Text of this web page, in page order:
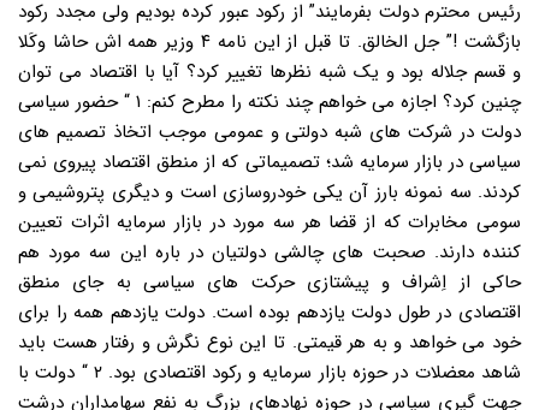
رئیس محترم دولت بفرمایند” از رکود عبور کرده بودیم ولی مجدد رکود
بازگشت !” جل الخالق. تا قبل از این نامه ۴ وزیر همه اش حاشا وکَلا
و قسم جلاله بود و یک شبه نظرها تغییر کرد؟ آیا با اقتصاد می توان
چنین کرد؟ اجازه می خواهم چند نکته را مطرح کنم: ۱ “ حضور سیاسی
دولت در شرکت های شبه دولتی و عمومی موجب اتخاذ تصمیم های
سیاسی در بازار سرمایه شد؛ تصمیماتی که از منطق اقتصاد پیروی نمی
کردند. سه نمونه بارز آن یکی خودروسازی است و دیگری پتروشیمی و
سومی مخابرات که از قضا هر سه مورد در بازار سرمایه اثرات تعیین
کننده دارند. صحبت های چالشی دولتیان در باره این سه مورد هم
حاکی از اِشراف و پیشتازی حرکت های سیاسی به جای منطق
اقتصادی در طول دولت یازدهم بوده است. دولت یازدهم همه را برای
خود می خواهد و به هر قیمتی. تا این نوع نگرش و رفتار هست باید
شاهد معضلات در حوزه بازار سرمایه و رکود اقتصادی بود. ۲ “ دولت با
جهت گیری سیاسی در حوزه نهادهای بزرگ به نفع سهامداران درشت